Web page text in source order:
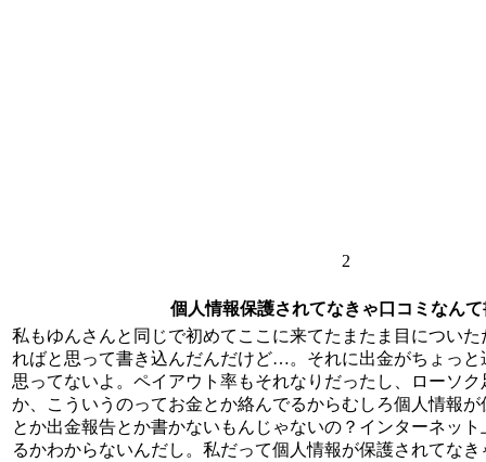
2
個人情報保護されてなきゃ口コミなん
私もゆんさんと同じで初めてここに来てたまたま目につい
ればと思って書き込んだんだけど…。それに出金がちょっ
思ってないよ。ペイアウト率もそれなりだったし、ローソ
か、こういうのってお金とか絡んでるからむしろ個人情報
とか出金報告とか書かないもんじゃないの？インターネッ
るかわからないんだし。私だって個人情報が保護されてな